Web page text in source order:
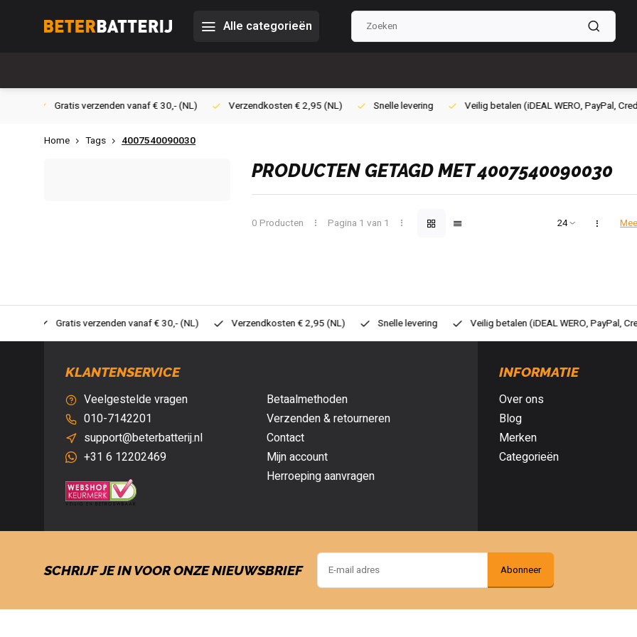
Alle categorieën
Verzendkosten € 2,95 (NL) Snelle levering Veilig betalen (iDEAL WERO, PayPal, Credit card of Achteraf betalen)
Home Tags 4007540090030
PRODUCTEN GETAGD MET 4007540090030
0 Producten Pagina 1 van 1
Verzendkosten € 2,95 (NL) Snelle levering Veilig betalen (iDEAL WERO, PayPal, Credit card of Achteraf betalen)
KLANTENSERVICE
Veelgestelde vragen
010-7142201
support@beterbatterij.nl
+31 6 12202469
Betaalmethoden
Verzenden & retourneren
Contact
Mijn account
Herroeping aanvragen
INFORMATIE
Over ons
Blog
Merken
Categorieën
SCHRIJF JE IN VOOR ONZE NIEUWSBRIEF Abonneer